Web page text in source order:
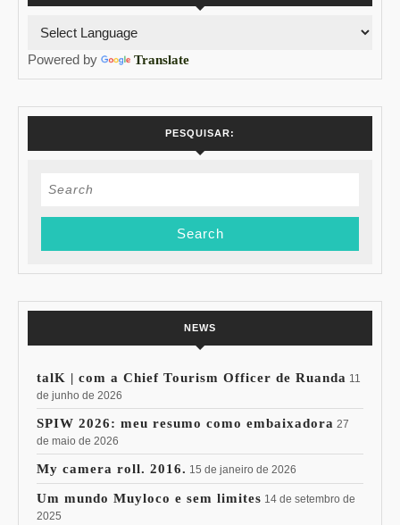
Powered by Translate
PESQUISAR:
Search
NEWS
talK | com a Chief Tourism Officer de Ruanda 11
de junho de 2026
SPIW 2026: meu resumo como embaixadora 27
de maio de 2026
My camera roll. 2016. 15 de janeiro de 2026
Um mundo Muyloco e sem limites 14 de setembro de
2025